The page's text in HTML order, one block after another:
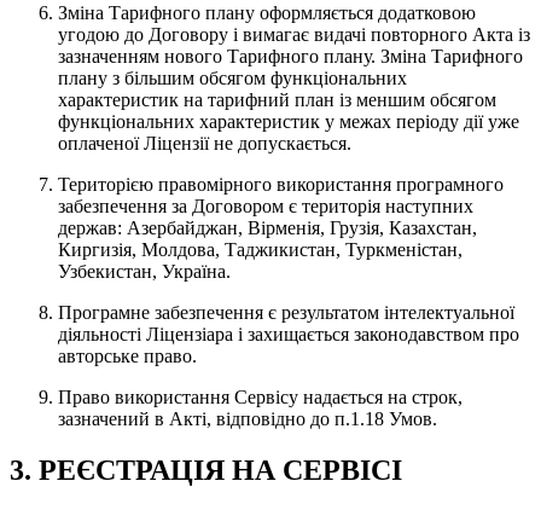
Зміна Тарифного плану оформляється додатковою
угодою до Договору і вимагає видачі повторного Акта із
зазначенням нового Тарифного плану. Зміна Тарифного
плану з більшим обсягом функціональних
характеристик на тарифний план із меншим обсягом
функціональних характеристик у межах періоду дії уже
оплаченої Ліцензії не допускається.
Територією правомірного використання програмного
забезпечення за Договором є територія наступних
держав: Азербайджан, Вірменія, Грузія, Казахстан,
Киргизія, Молдова, Таджикистан, Туркменістан,
Узбекистан, Україна.
Програмне забезпечення є результатом інтелектуальної
діяльності Ліцензіара і захищається законодавством про
авторське право.
Право використання Сервісу надається на строк,
зазначений в Акті, відповідно до п.1.18 Умов.
3. РЕЄСТРАЦІЯ НА СЕРВІСІ